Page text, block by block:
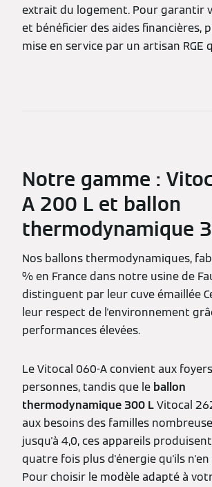
extrait du logement. Pour garantir
et bénéficier des aides financières,
mise en service par un artisan RGE
Notre gamme :
A 200 L et ballon
thermodynamique
Nos ballons thermodynamiques,
% en France dans notre usine de
distinguent par leur cuve émaillée
leur respect de l'environnement
performances élevées.
Le Vitocal 060-A convient aux
personnes, tandis que le ballon
thermodynamique 300 LVitocal
aux besoins des familles
jusqu'à 4,0, ces appareils
quatre fois plus d'énergie qu'ils
Pour choisir le modèle adapté à